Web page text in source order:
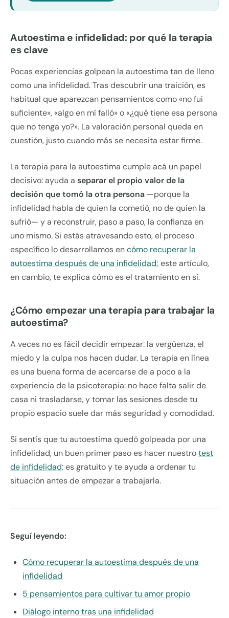
Autoestima e infidelidad: por qué la terapia
es clave
Pocas experiencias golpean la autoestima tan de lleno
como una infidelidad. Tras descubrir una traición, es
habitual que aparezcan pensamientos como «no fui
suficiente», «algo en mí falló» o «¿qué tiene esa persona
que no tenga yo?». La valoración personal queda en
cuestión, justo cuando más se necesita estar firme.
La terapia para la autoestima cumple acá un papel
decisivo: ayuda a separar el propio valor de la
decisión que tomó la otra persona —porque la
infidelidad habla de quien la cometió, no de quien la
sufrió— y a reconstruir, paso a paso, la confianza en
uno mismo. Si estás atravesando esto, el proceso
específico lo desarrollamos encómo recuperar la
autoestima después de una infidelidad; este artículo,
en cambio, te explica cómo es el tratamiento en sí.
¿Cómo empezar una terapia para trabajar la
autoestima?
A veces no es fácil decidir empezar: la vergüenza, el
miedo y la culpa nos hacen dudar. La terapia en línea
es una buena forma de acercarse de a poco a la
experiencia de la psicoterapia: no hace falta salir de
casa ni trasladarse, y tomar las sesiones desde tu
propio espacio suele dar más seguridad y comodidad.
Si sentís que tu autoestima quedó golpeada por una
infidelidad, un buen primer paso es hacer nuestrotest
de infidelidad: es gratuito y te ayuda a ordenar tu
situación antes de empezar a trabajarla.
Seguí leyendo:
Cómo recuperar la autoestima después de una
infidelidad
5 pensamientos para cultivar tu amor propio
Diálogo interno tras una infidelidad